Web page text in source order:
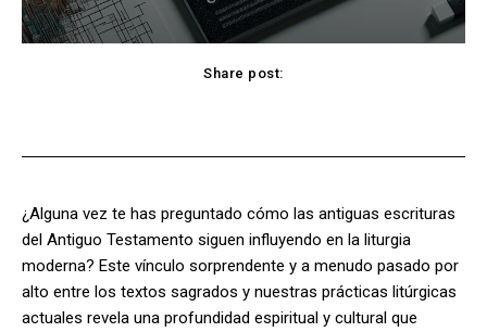
Share post:
¿Alguna vez te has preguntado cómo las antiguas escrituras
del Antiguo Testamento siguen influyendo en la liturgia
moderna? Este vínculo sorprendente y a menudo pasado por
alto entre los textos sagrados y nuestras prácticas litúrgicas
actuales revela una profundidad espiritual y cultural que